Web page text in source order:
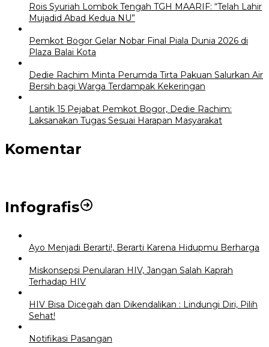
Rois Syuriah Lombok Tengah TGH MAARIF: “Telah Lahir
Mujadid Abad Kedua NU”
Pemkot Bogor Gelar Nobar Final Piala Dunia 2026 di
Plaza Balai Kota
Dedie Rachim Minta Perumda Tirta Pakuan Salurkan Air
Bersih bagi Warga Terdampak Kekeringan
Lantik 15 Pejabat Pemkot Bogor, Dedie Rachim:
Laksanakan Tugas Sesuai Harapan Masyarakat
Komentar
Infografis
Ayo Menjadi Berarti!, Berarti Karena Hidupmu Berharga
Miskonsepsi Penularan HIV, Jangan Salah Kaprah
Terhadap HIV
HIV Bisa Dicegah dan Dikendalikan : Lindungi Diri, Pilih
Sehat!
Notifikasi Pasangan